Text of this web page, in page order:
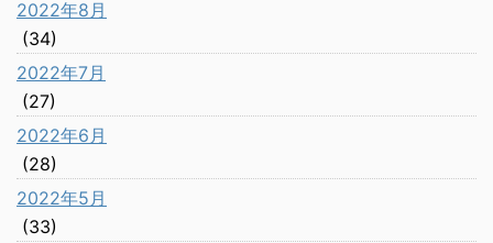
2022年8月
(34)
2022年7月
(27)
2022年6月
(28)
2022年5月
(33)